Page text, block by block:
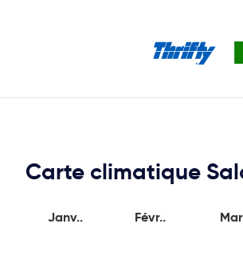
Carte climatique
Janv.. Févr..